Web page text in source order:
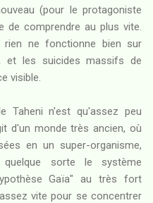
(pour le protagoniste
de comprendre au plus vite.
rien ne fonctionne bien sur
et les suicides massifs de
visible.
Taheni n'est qu'assez peu
d'un monde très ancien, où
en un super-organisme,
sorte le système
Gaïa" au très fort
vite pour se concentrer